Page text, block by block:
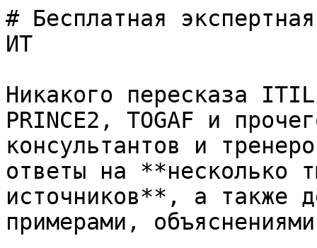
# Бесплатная
ИТ
Никакого пересказа
PRINCE2, TOGAF и
консультантов и
ответы на **несколько
источников**, а также
примерами,